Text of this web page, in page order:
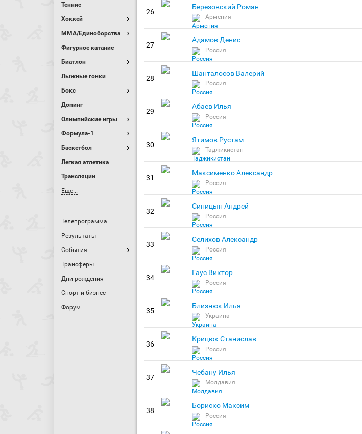
Теннис
Хоккей
MMA/Единоборства
Фигурное катание
Биатлон
Лыжные гонки
Бокс
Допинг
Олимпийские игры
Формула-1
Баскетбол
Легкая атлетика
Трансляции
Еще...
Телепрограмма
Результаты
События
Трансферы
Дни рождения
Спорт и бизнес
Форум
26
Березовский Роман
Армения
27
Адамов Денис
Россия
28
Шанталосов Валерий
Россия
29
Абаев Илья
Россия
30
Ятимов Рустам
Таджикистан
31
Максименко Александр
Россия
32
Синицын Андрей
Россия
33
Селихов Александр
Россия
34
Гаус Виктор
Россия
35
Близнюк Илья
Украина
36
Крицюк Станислав
Россия
37
Чебану Илья
Молдавия
38
Бориско Максим
Россия